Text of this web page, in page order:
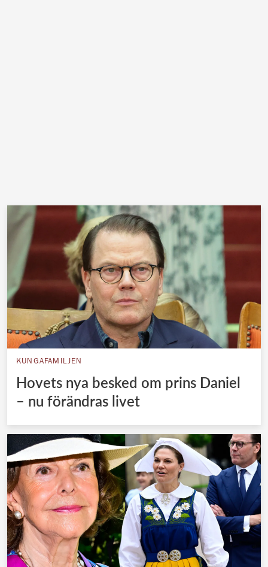
KUNGAFAMILJEN
Hovets nya besked om prins Daniel
– nu förändras livet